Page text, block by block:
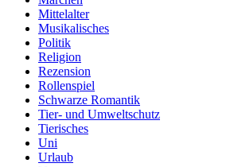
Mittelalter
Musikalisches
Politik
Religion
Rezension
Rollenspiel
Schwarze Romantik
Tier- und Umweltschutz
Tierisches
Uni
Urlaub